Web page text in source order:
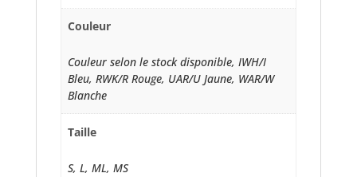
Couleur
Couleur selon le stock disponible, IWH/I
Bleu, RWK/R Rouge, UAR/U Jaune, WAR/W
Blanche
Taille
S, L, ML, MS